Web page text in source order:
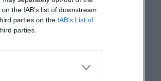
the IAB’s list of downstream
parties on the IAB’s List of
parties.
a piaci mozgások méretét
de még az 1,1130-as támasz szint